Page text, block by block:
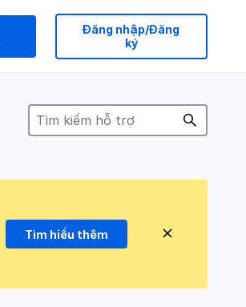
Đăng nhập/Đăng
ký
Tìm hiểu thêm